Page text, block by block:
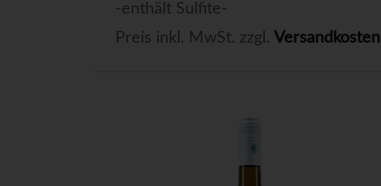
-enthält Sulfite-
Preis inkl. MwSt. zzgl. Versandkosten